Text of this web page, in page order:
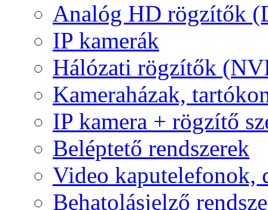
Analóg HD rögzítők
IP kamerák
Hálózati rögzítők
Kameraházak,
IP kamera + rögzítő
Beléptető rendszerek
Video kaputelefonok,
Behatolásjelző